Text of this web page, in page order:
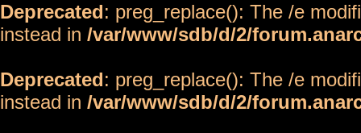
Deprecated: preg_replace(): The /e
instead in /var/www/sdb/d/2/
Deprecated: preg_replace(): The /e
instead in /var/www/sdb/d/2/